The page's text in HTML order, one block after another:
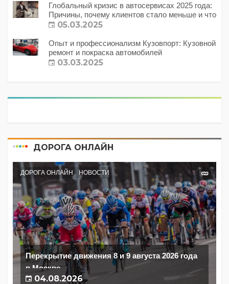
Глобальный кризис в автосервисах 2025 года:
Причины, почему клиентов стало меньше и что
с этим делать?
05.03.2025
Опыт и профессионализм Кузовпорт: Кузовной
ремонт и покраска автомобилей
03.03.2025
ДОРОГА ОНЛАЙН
ДОРОГА ОНЛАЙН НОВОСТИ
Перекрытие движения 8 и 9 августа 2026 года
в Москве
04.08.2026